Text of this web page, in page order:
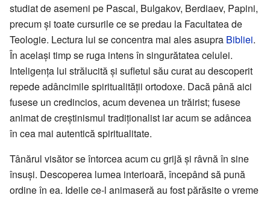
studiat de asemeni pe Pascal, Bulgakov, Berdiaev, Papini,
precum și toate cursurile ce se predau la Facultatea de
Teologie. Lectura lui se concentra mai ales asupra Bibliei.
În același timp se ruga intens în singurătatea celulei.
Inteligența lui strălucită și sufletul său curat au descoperit
repede adâncimile spiritualității ortodoxe. Dacă până aici
fusese un credincios, acum devenea un trăirist; fusese
animat de creștinismul tradiționalist iar acum se adâncea
în cea mai autentică spiritualitate.
Tânărul visător se întorcea acum cu grijă și râvnă în sine
însuși. Descoperea lumea interioară, începând să pună
ordine în ea. Ideile ce-l animaseră au fost părăsite o vreme